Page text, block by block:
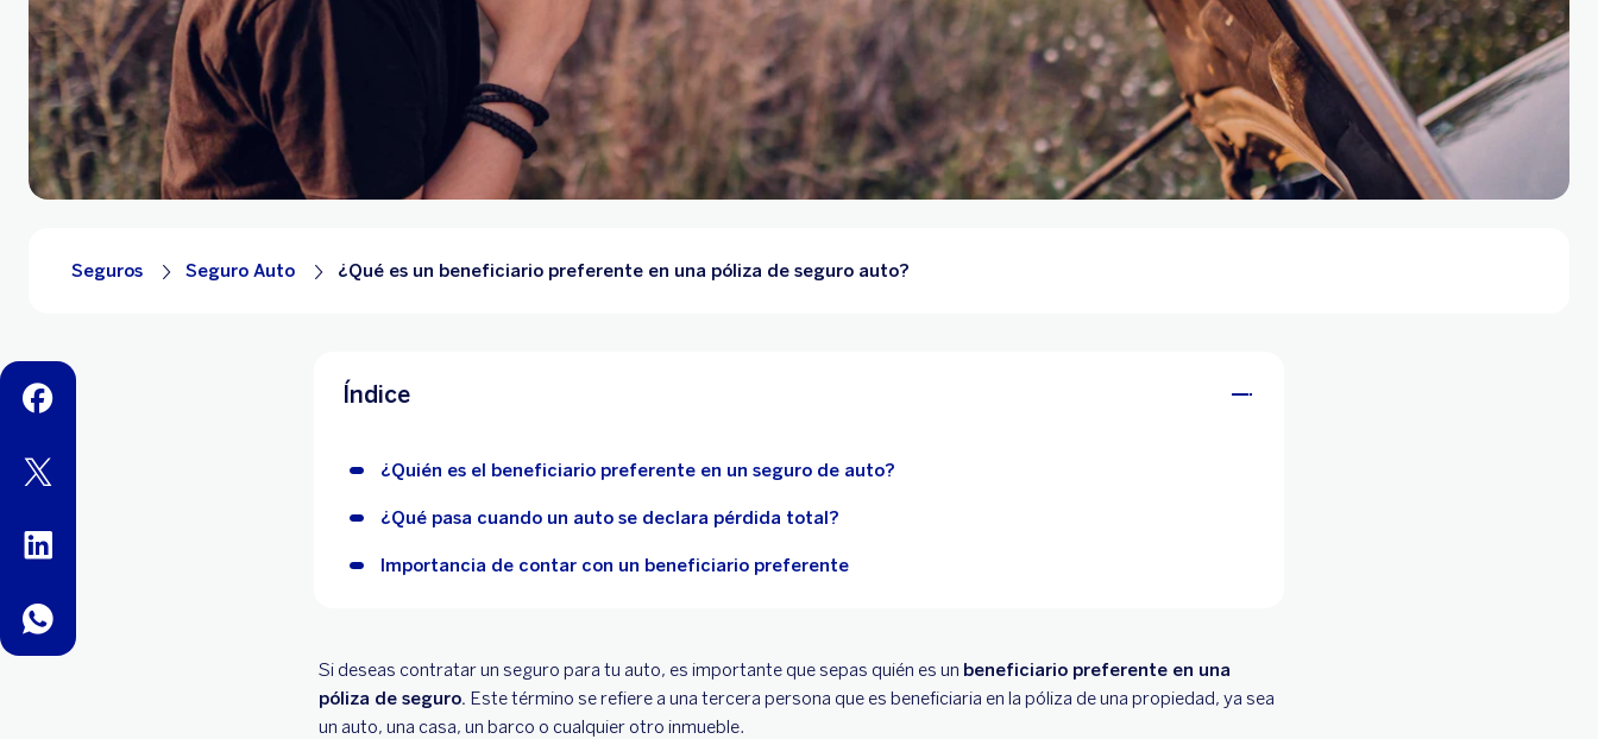
facebook
twitter
linkedin
whatsapp
Seguros Seguro Auto ¿Qué es un beneficiario preferente en una póliza de seguro auto?
Índice
¿Quién es el beneficiario preferente en un seguro de auto?
¿Qué pasa cuando un auto se declara pérdida total?
Importancia de contar con un beneficiario preferente
Si deseas contratar un seguro para tu auto, es importante que sepas quién es un beneficiario preferente en una
póliza de seguro. Este término se refiere a una tercera persona que es beneficiaria en la póliza de una propiedad, ya sea
un auto, una casa, un barco o cualquier otro inmueble.